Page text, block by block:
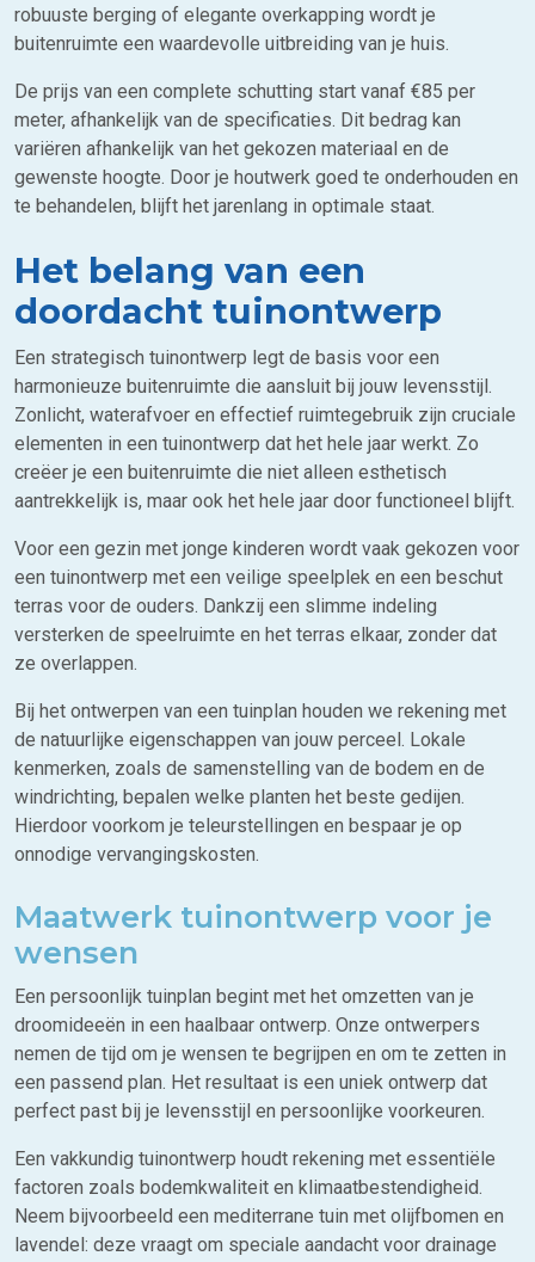
robuuste berging of elegante overkapping wordt je
buitenruimte een waardevolle uitbreiding van je huis.
De prijs van een complete schutting start vanaf €85 per
meter, afhankelijk van de specificaties. Dit bedrag kan
variëren afhankelijk van het gekozen materiaal en de
gewenste hoogte. Door je houtwerk goed te onderhouden en
te behandelen, blijft het jarenlang in optimale staat.
Het belang van een
doordacht tuinontwerp
Een strategisch tuinontwerp legt de basis voor een
harmonieuze buitenruimte die aansluit bij jouw levensstijl.
Zonlicht, waterafvoer en effectief ruimtegebruik zijn cruciale
elementen in een tuinontwerp dat het hele jaar werkt. Zo
creëer je een buitenruimte die niet alleen esthetisch
aantrekkelijk is, maar ook het hele jaar door functioneel blijft.
Voor een gezin met jonge kinderen wordt vaak gekozen voor
een tuinontwerp met een veilige speelplek en een beschut
terras voor de ouders. Dankzij een slimme indeling
versterken de speelruimte en het terras elkaar, zonder dat
ze overlappen.
Bij het ontwerpen van een tuinplan houden we rekening met
de natuurlijke eigenschappen van jouw perceel. Lokale
kenmerken, zoals de samenstelling van de bodem en de
windrichting, bepalen welke planten het beste gedijen.
Hierdoor voorkom je teleurstellingen en bespaar je op
onnodige vervangingskosten.
Maatwerk tuinontwerp voor je
wensen
Een persoonlijk tuinplan begint met het omzetten van je
droomideeën in een haalbaar ontwerp. Onze ontwerpers
nemen de tijd om je wensen te begrijpen en om te zetten in
een passend plan. Het resultaat is een uniek ontwerp dat
perfect past bij je levensstijl en persoonlijke voorkeuren.
Een vakkundig tuinontwerp houdt rekening met essentiële
factoren zoals bodemkwaliteit en klimaatbestendigheid.
Neem bijvoorbeeld een mediterrane tuin met olijfbomen en
lavendel: deze vraagt om speciale aandacht voor drainage